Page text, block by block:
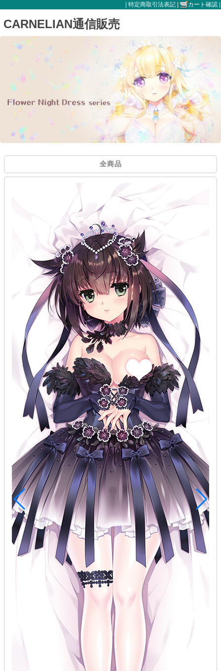
特定商取引法表記 カート確認
CARNELIAN通信販売
全商品